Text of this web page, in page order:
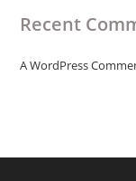
Recent
A WordPress